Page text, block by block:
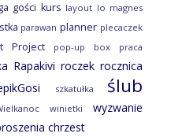
gości kurs layout lo magnes
parawan planner plecaczek
Project pop-up box praca
Rapakivi roczek rocznica
szkatułka ślub
winietki wyzwanie
chrzest